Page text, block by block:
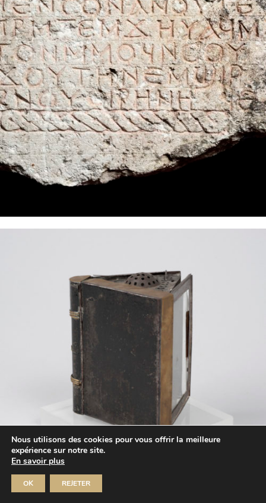
Nous utilisons des cookies pour vous offrir la meilleure
expérience sur notre site.
En savoir plus
OK REJETER